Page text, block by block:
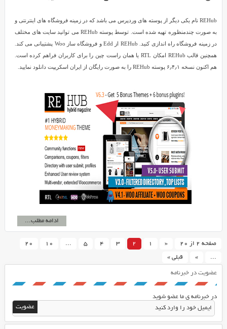
REHub نام یکی دیگر از پوسته های وردپرس می باشد که در زمینه فروشگاه های اینترنتی و
به صورت چندمنظوره تهیه شده است. توسط پوسته REHub می توانید سایت های مختلف
در زمینه فروشگاه راه اندازی کنید. REHub از Edd و فروشگاه ساز Woo پشتیبانی می کند.
همچنین قالب REHub امکان RTL یا همان راست چین را برای کاربران فراهم کرده است.
هم اکنون نسخه ۶٫۴٫۱ پوسته REHub را به صورت رایگان از ایران اسکریپت دانلود نمایید.
ادامه مطلب...
صفحه 2 از 20 «
1
2
3
4
5
...
10
20
...
» قبلی »
عضویت در خبرنامه
در خبرنامه ی ما عضو شوید